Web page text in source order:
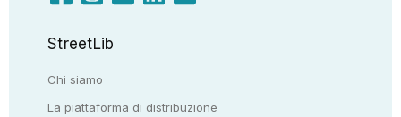
StreetLib
Chi siamo
La piattaforma di distribuzione